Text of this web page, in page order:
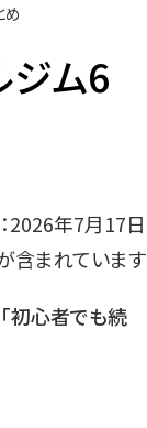
め
ジム6
2026年7月17日
含まれています
「初心者でも続